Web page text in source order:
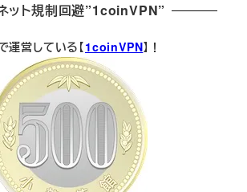
ット規制回避”1coinVPN”
運営している【1coinVPN】！